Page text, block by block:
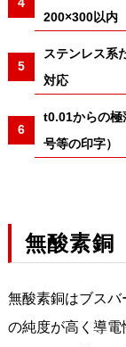
200×300以内
ステンレス系
対応
t0.01からの極
号等の印字）
無酸素銅
無酸素銅はブス
の純度が高く導電